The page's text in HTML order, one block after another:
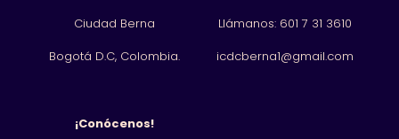
Ciudad Berna
Bogotá D.C, Colombia.
Llámanos: 601 7 31 3610
icdcberna1@gmail.com
¡Conócenos!